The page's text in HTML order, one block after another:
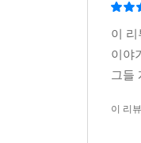
이
이야
그들
이 리